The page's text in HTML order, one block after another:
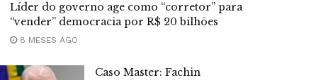
Líder do governo age como “corretor” para
“vender” democracia por R$ 20 bilhões
8 MESES AGO
Caso Master: Fachin